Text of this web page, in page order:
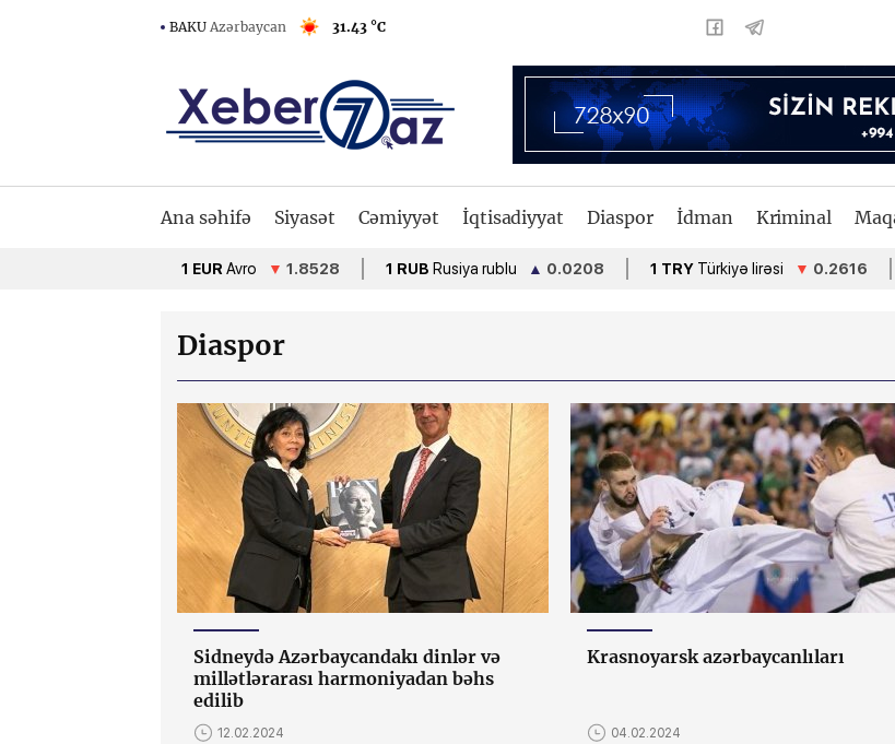
BAKU Azərbaycan 31.43 °C
Ana səhifə Siyasət Cəmiyyət İqtisadiyyat Diaspor İdman Kriminal
Avro ▼ 1.8528 1 RUB Rusiya rublu ▲0.0208 1 TRY Türkiyə lirəsi ▼ 0.2616 1 GBP
Diaspor
Sidneydə Azərbaycandakı dinlər və
millətlərarası harmoniyadan bəhs
edilib
12.02.2024
Krasnoyarsk azərbaycanlıları
04.02.2024